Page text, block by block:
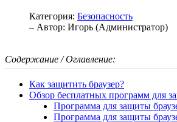
Категория: Безопасность
– Автор: Игорь (Администратор)
Содержание / Оглавление:
Как защитить браузер?
Обзор бесплатных программ для
Программа для защиты
Программа для защиты